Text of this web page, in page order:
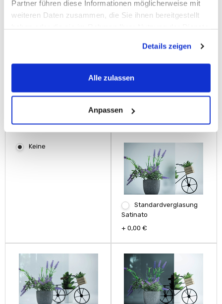
Partner führen diese Informationen möglicherweise mit
weiteren Daten zusammen, die Sie ihnen bereitgestellt
Details zeigen
Alle zulassen
Anpassen
+ 1.170,00 €
Seitenteil rechts, innen
VSG, 1100mm-1190mm
+ 1.260,00 €
Seitenteil Glas:
Keine
Standardverglasung
Satinato
+ 0,00 €